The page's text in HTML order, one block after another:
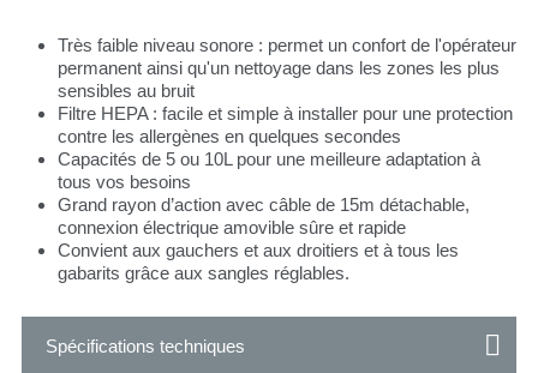
Très faible niveau sonore : permet un confort de l'opérateur
permanent ainsi qu'un nettoyage dans les zones les plus
sensibles au bruit
Filtre HEPA : facile et simple à installer pour une protection
contre les allergènes en quelques secondes
Capacités de 5 ou 10L pour une meilleure adaptation à
tous vos besoins
Grand rayon d’action avec câble de 15m détachable,
connexion électrique amovible sûre et rapide
Convient aux gauchers et aux droitiers et à tous les
gabarits grâce aux sangles réglables.
Spécifications techniques